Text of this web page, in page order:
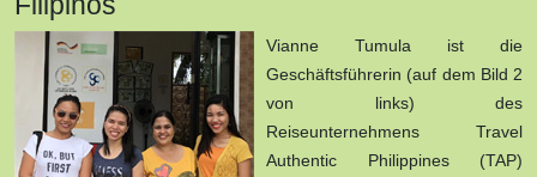
Vianne Tumula ist die
Geschäftsführerin (auf dem Bild 2
von links) des
Reiseunternehmens Travel
Authentic Philippines (TAP)